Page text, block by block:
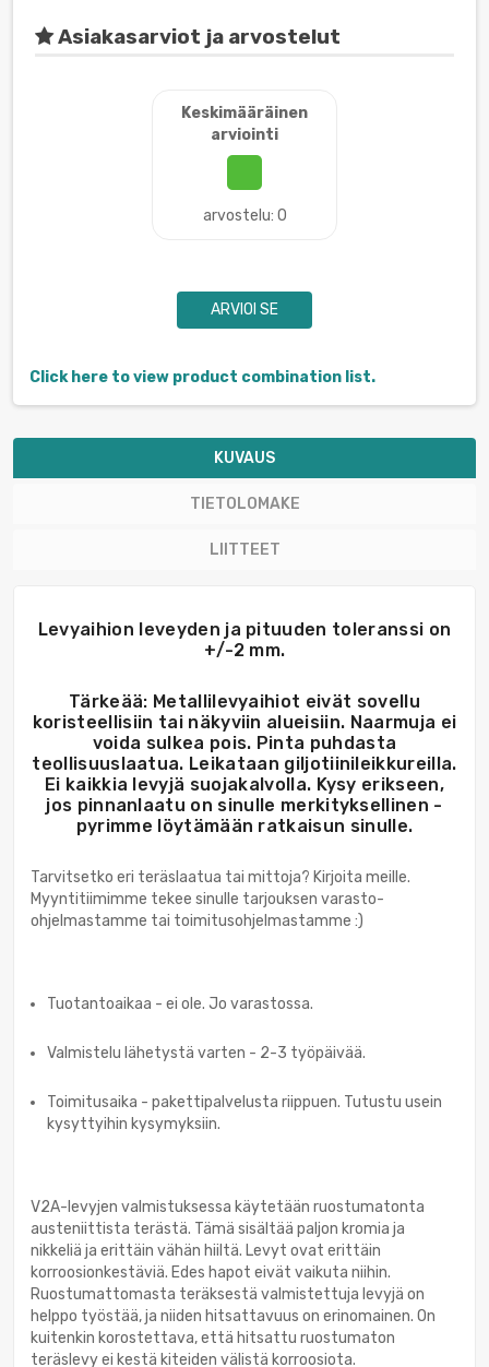
Asiakasarviot ja arvostelut
Keskimääräinen
arviointi
arvostelu: 0
ARVIOI SE
Click here to view product combination list.
KUVAUS
TIETOLOMAKE
LIITTEET
Levyaihion leveyden ja pituuden toleranssi on
+/-2 mm.
Tärkeää: Metallilevyaihiot eivät sovellu
koristeellisiin tai näkyviin alueisiin. Naarmuja ei
voida sulkea pois. Pinta puhdasta
teollisuuslaatua. Leikataan giljotiinileikkureilla.
Ei kaikkia levyjä suojakalvolla. Kysy erikseen,
jos pinnanlaatu on sinulle merkityksellinen -
pyrimme löytämään ratkaisun sinulle.
Tarvitsetko eri teräslaatua tai mittoja? Kirjoita meille.
Myyntitiimimme tekee sinulle tarjouksen varasto-
ohjelmastamme tai toimitusohjelmastamme :)
Tuotantoaikaa - ei ole. Jo varastossa.
Valmistelu lähetystä varten - 2-3 työpäivää.
Toimitusaika - pakettipalvelusta riippuen. Tutustu usein
kysyttyihin kysymyksiin.
V2A-levyjen valmistuksessa käytetään ruostumatonta
austeniittista terästä. Tämä sisältää paljon kromia ja
nikkeliä ja erittäin vähän hiiltä. Levyt ovat erittäin
korroosionkestäviä. Edes hapot eivät vaikuta niihin.
Ruostumattomasta teräksestä valmistettuja levyjä on
helppo työstää, ja niiden hitsattavuus on erinomainen. On
kuitenkin korostettava, että hitsattu ruostumaton
teräslevy ei kestä kiteiden välistä korroosiota.